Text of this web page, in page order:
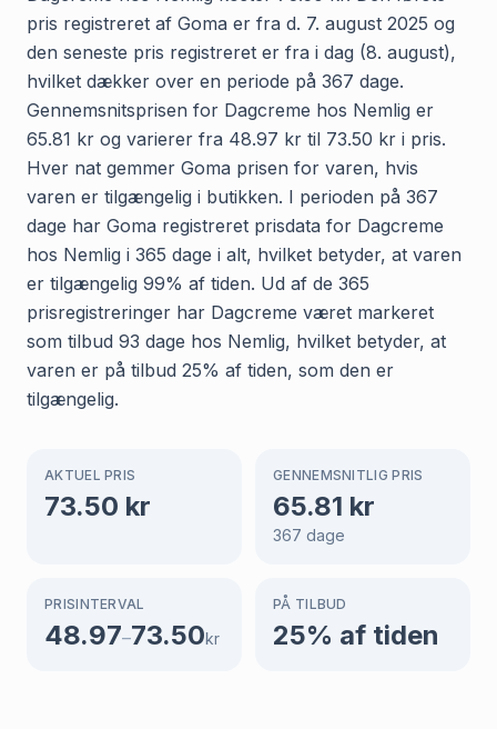
pris registreret af Goma er fra d. 7. august 2025 og
den seneste pris registreret er fra i dag (8. august),
hvilket dækker over en periode på 367 dage.
Gennemsnitsprisen for Dagcreme hos Nemlig er
65.81 kr og varierer fra 48.97 kr til 73.50 kr i pris.
Hver nat gemmer Goma prisen for varen, hvis
varen er tilgængelig i butikken. I perioden på 367
dage har Goma registreret prisdata for Dagcreme
hos Nemlig i 365 dage i alt, hvilket betyder, at varen
er tilgængelig 99% af tiden. Ud af de 365
prisregistreringer har Dagcreme været markeret
som tilbud 93 dage hos Nemlig, hvilket betyder, at
varen er på tilbud 25% af tiden, som den er
tilgængelig.
AKTUEL PRIS
73.50 kr
GENNEMSNITLIG PRIS
65.81 kr
367 dage
PRISINTERVAL
48.97–73.50kr
PÅ TILBUD
25% af tiden